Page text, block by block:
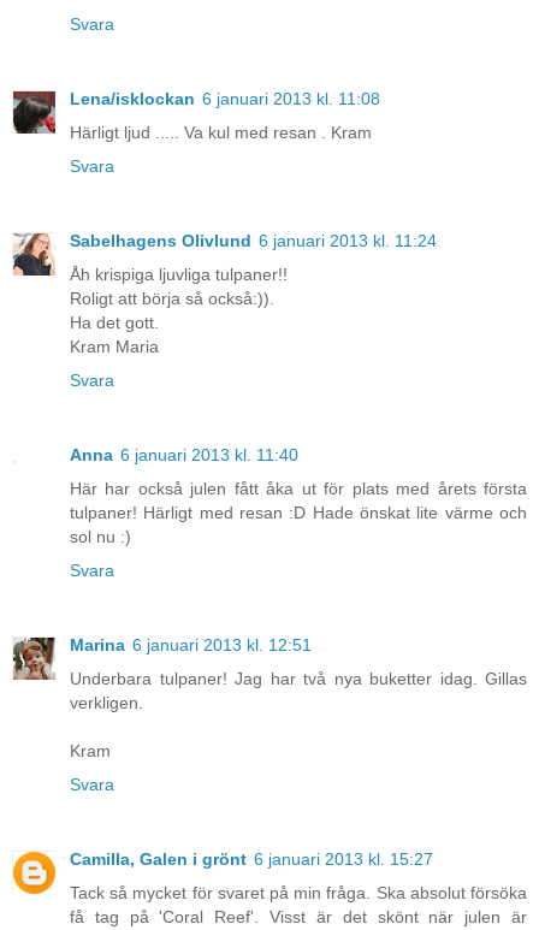
Svara
Lena/isklockan 6 januari 2013 kl. 11:08
Härligt ljud ..... Va kul med resan . Kram
Svara
Sabelhagens Olivlund 6 januari 2013 kl. 11:24
Åh krispiga ljuvliga tulpaner!!
Roligt att börja så också:)).
Ha det gott.
Kram Maria
Svara
Anna 6 januari 2013 kl. 11:40
Här har också julen fått åka ut för plats med årets första
tulpaner! Härligt med resan :D Hade önskat lite värme och
sol nu :)
Svara
Marina 6 januari 2013 kl. 12:51
Underbara tulpaner! Jag har två nya buketter idag. Gillas
verkligen.
Kram
Svara
Camilla, Galen i grönt 6 januari 2013 kl. 15:27
Tack så mycket för svaret på min fråga. Ska absolut försöka
få tag på 'Coral Reef'. Visst är det skönt när julen är